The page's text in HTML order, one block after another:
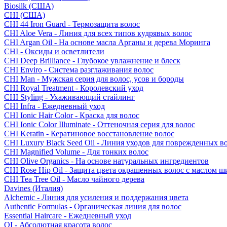
Biosilk (США)
CHI (США)
CHI 44 Iron Guard - Термозащита волос
CHI Aloe Vera - Линия для всех типов кудрявых волос
CHI Argan Oil - На основе масла Арганы и дерева Моринга
CHI - Оксиды и осветлители
CHI Deep Brilliance - Глубокое увлажнение и блеск
CHI Enviro - Система разглаживания волос
CHI Man - Мужская серия для волос, усов и бороды
CHI Royal Treatment - Королевский уход
CHI Styling - Ухаживающий стайлинг
CHI Infra - Ежедневный уход
CHI Ionic Hair Color - Краска для волос
CHI Ionic Color Illuminate - Оттеночная серия для волос
CHI Keratin - Кератиновое восстановление волос
CHI Luxury Black Seed Oil - Линия уходов для поврежденных
CHI Magnified Volume - Для тонких волос
CHI Olive Organics - На основе натуральных ингредиентов
CHI Rose Hip Oil - Защита цвета окрашенных волос с маслом
CHI Tea Tree Oil - Масло чайного дерева
Davines (Италия)
Alchemic - Линия для усиления и поддержания цвета
Authentic Formulas - Органическая линия для волос
Essential Haircare - Eжедневный уход
OI - Абсолютная красота волос